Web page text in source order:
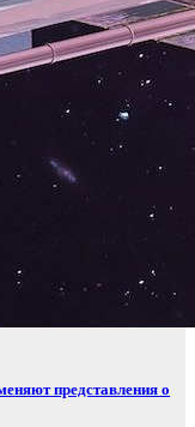
представления о